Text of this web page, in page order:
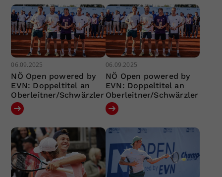
06.09.2025
NÖ Open powered by
EVN: Doppeltitel an
Oberleitner/Schwärzler
06.09.2025
NÖ Open powered by
EVN: Doppeltitel an
Oberleitner/Schwärzler